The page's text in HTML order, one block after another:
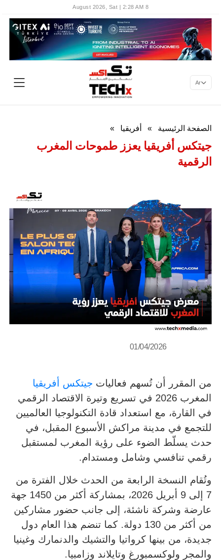
8 August 2026, Sat | 2:28 AM
Ar
الصفحة الرئيسية » أفريقيا »
جيتكس أفريقيا يعزز طموحات المغرب
الرقمية
01/04/2026
من المقرر أن تُسهم فعاليات جيتكس أفريقيا
المغرب 2026 في تسريع وتيرة الاقتصاد الرقمي
في القارة، مع استعداد قادة التكنولوجيا العالميين
للتجمع في مدينة مراكش الأسبوع المقبل، في
حدث يسلّط الضوء على رؤية المغرب لمستقبل
رقمي تنافسي وشامل ومستدام.
وتُقام النسخة الرابعة من الحدث خلال الفترة من
7 إلى 9 أبريل 2026، بمشاركة أكثر من 1450 جهة
عارضة وشركة ناشئة، إلى جانب حضور مشاركين
من أكثر من 130 دولة. كما تنضم هذا العام دول
جديدة، من بينها كرواتيا والتشيك والدنمارك وغينيا
والمجر ولوكسمبورغ وتايلاند وزامبيا.